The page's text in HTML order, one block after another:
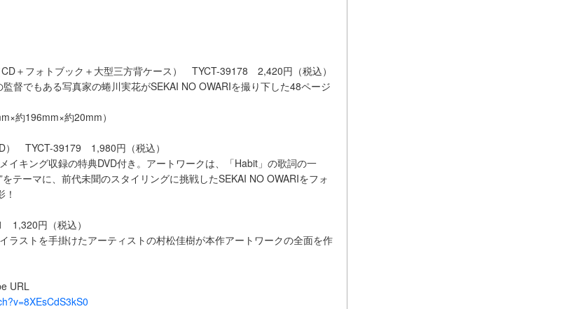
＋フォトブック＋大型三方背ケース） TYCT-39178 2,420円（税込）
督でもある写真家の蜷川実花がSEKAI NO OWARIを撮り下した48ページ
約196mm×約20mm）
） TYCT-39179 1,980円（税込）
イキング収録の特典DVD付き。アートワークは、「Habit」の歌詞の一
テーマに、前代未聞のスタイリングに挑戦したSEKAI NO OWARIをフォ
円（税込）
ラストを手掛けたアーティストの村松佳樹が本作アートワークの全面を作
URL